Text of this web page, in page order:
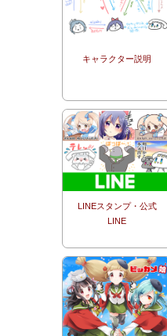
キャラクター説明
LINEスタンプ・公式
LINE